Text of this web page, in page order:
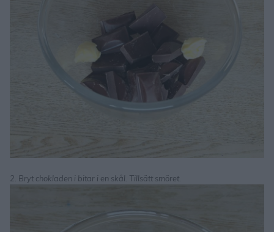
2. Bryt chokladen i bitar i en skål. Tillsätt smöret.